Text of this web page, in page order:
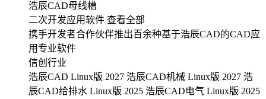
浩辰CAD母线槽
二次开发应用软件 查看全部
携手开发者合作伙伴推出百余种基于浩辰CAD的CAD应
用专业软件
信创行业
浩辰CAD Linux版 2027 浩辰CAD机械 Linux版 2027 浩
辰CAD给排水 Linux版 2025 浩辰CAD电气 Linux版 2025